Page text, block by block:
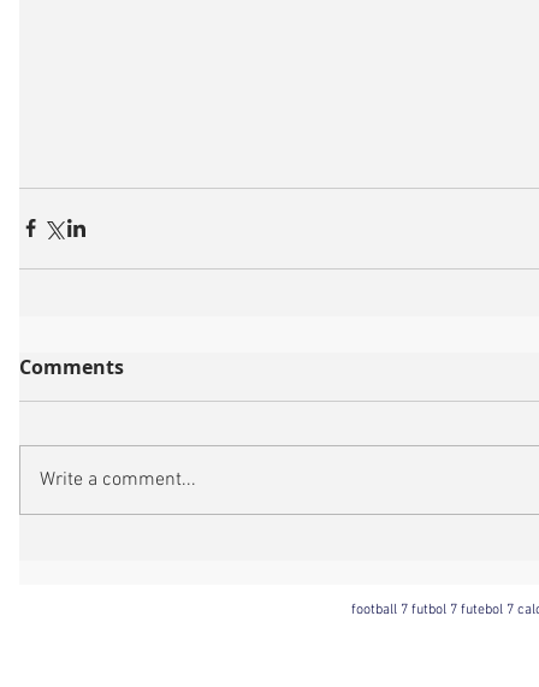
Comments
Write a comment...
football 7 futbol 7 futebol 7